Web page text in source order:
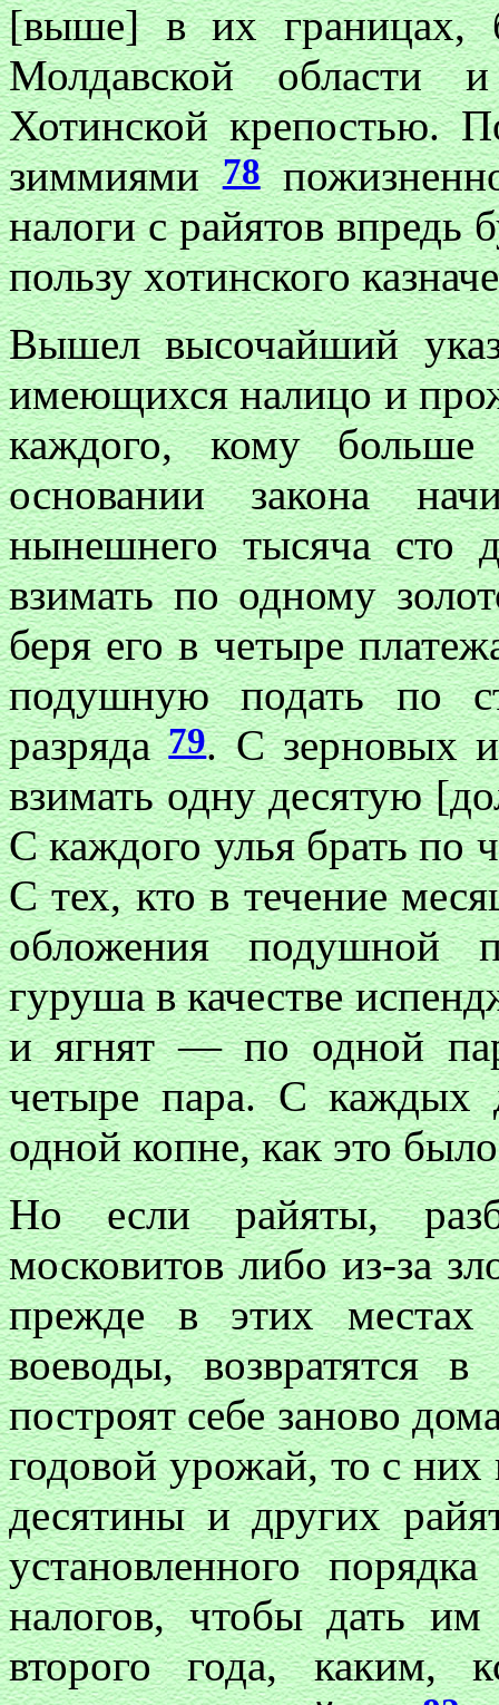
[выше] в их границах,
Молдавской области
Хотинской крепостью.
зиммиями78
налоги с райятов впредь
пользу хотинского
Вышел высочайший
имеющихся налицо и
каждого, кому больше
основании закона
нынешнего тысяча сто
взимать по одному
беря его в четыре
подушную подать по
разряда79. С зерновых и
взимать одну десятую
С каждого улья брать по
С тех, кто в течение
обложения подушной
гуруша в качестве
и ягнят — по одной
четыре пара. С каждых
одной копне, как это
Но если райяты,
московитов либо из-за
прежде в этих местах
воеводы, возвратятся
построят себе заново
годовой урожай, то с
десятины и других
установленного
налогов, чтобы дать
второго года, каким,